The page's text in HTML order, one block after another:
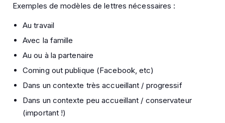
Exemples de modèles de lettres nécessaires :
Au travail
Avec la famille
Au ou à la partenaire
Coming out publique (Facebook, etc)
Dans un contexte très accueillant / progressif
Dans un contexte peu accueillant / conservateur
(important !)